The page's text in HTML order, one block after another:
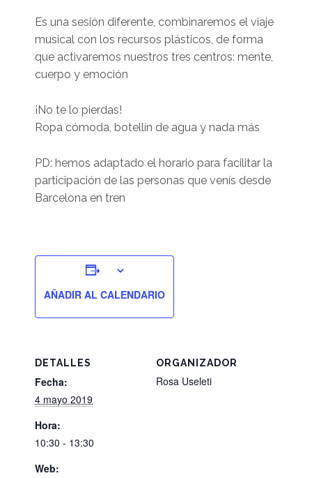
Es una sesión diferente, combinaremos el viaje
musical con los recursos plásticos, de forma
que activaremos nuestros tres centros: mente,
cuerpo y emoción
¡No te lo pierdas!
Ropa cómoda, botellín de agua y nada más
PD: hemos adaptado el horario para facilitar la
participación de las personas que venís desde
Barcelona en tren
AÑADIR AL CALENDARIO
DETALLES
Fecha:
4 mayo 2019
Hora:
10:30 - 13:30
Web:
ORGANIZADOR
Rosa Useleti